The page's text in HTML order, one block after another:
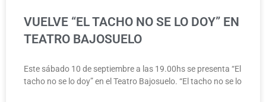
VUELVE “EL TACHO NO SE LO DOY” EN
TEATRO BAJOSUELO
Este sábado 10 de septiembre a las 19.00hs se presenta “El
tacho no se lo doy” en el Teatro Bajosuelo. “El tacho no se lo